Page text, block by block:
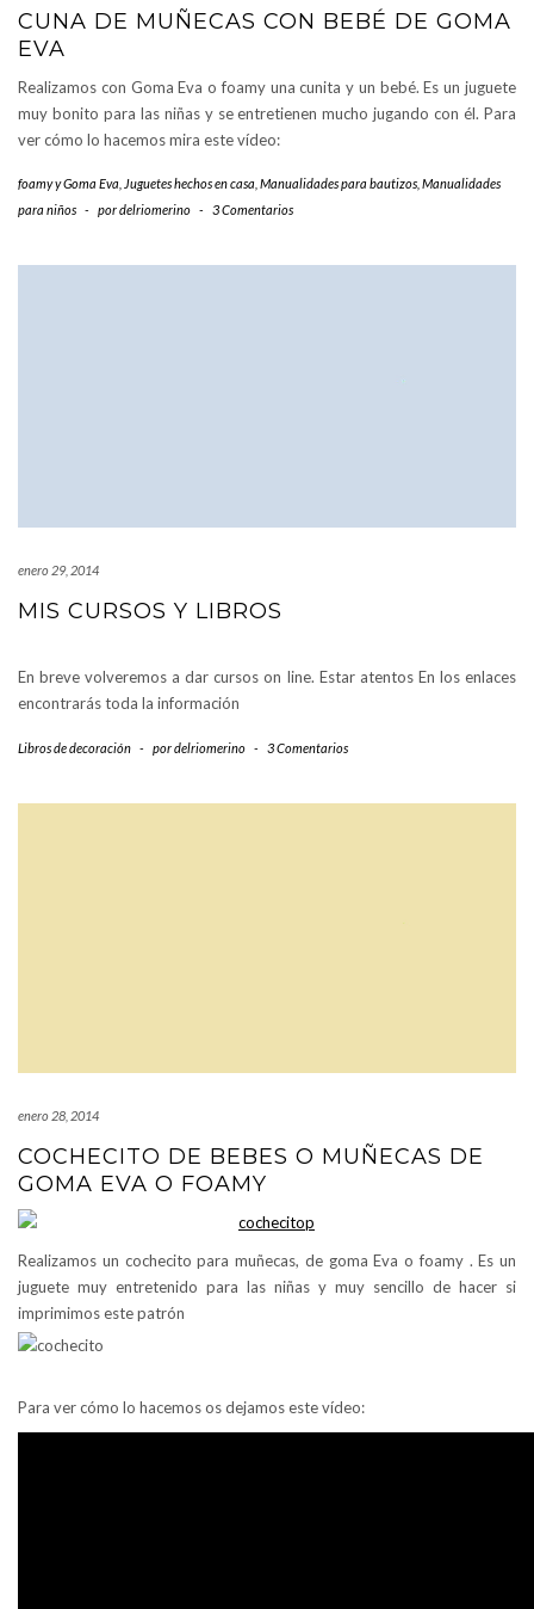
CUNA DE MUÑECAS CON BEBÉ DE GOMA
EVA
Realizamos con Goma Eva o foamy una cunita y un bebé. Es un juguete
muy bonito para las niñas y se entretienen mucho jugando con él. Para
ver cómo lo hacemos mira este vídeo:
foamy y Goma Eva Juguetes hechos en casa Manualidades para bautizos Manualidades
para niños - pordelriomerino - 3 Comentarios
enero 29, 2014
MIS CURSOS Y LIBROS
En breve volveremos a dar cursos on line. Estar atentos En los enlaces
encontrarás toda la información
Libros de decoración - pordelriomerino - 3 Comentarios
enero 28, 2014
COCHECITO DE BEBES O MUÑECAS DE
GOMA EVA O FOAMY
Realizamos un cochecito para muñecas, de goma Eva o foamy . Es un
juguete muy entretenido para las niñas y muy sencillo de hacer si
imprimimos este patrón
Para ver cómo lo hacemos os dejamos este vídeo: